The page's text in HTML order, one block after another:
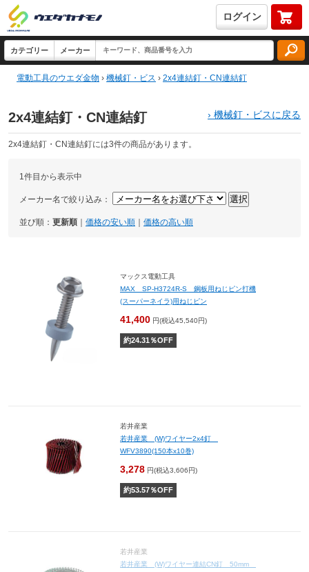
ログイン
電動工具のウエダ金物 › 機械釘・ビス › 2x4連結釘・CN連結釘
2x4連結釘・CN連結釘 › 機械釘・ビスに戻る
2x4連結釘・CN連結釘には3件の商品があります。
1件目から表示中
メーカー名で絞り込み：
並び順： 更新順 価格の安い順 価格の高い順
マックス電動工具
MAX SP-H3724R-S 鋼板用ねじピン打機
(スーパーネイラ)用ねじピン
41,400 円(税込45,540円)
約24.31 ％OFF
若井産業
若井産業 (W)ワイヤー2x4釘
WFV3890(150本x10巻)
3,278 円(税込3,606円)
約53.57％OFF
若井産業
若井産業 (W)ワイヤー連結CN釘 50mm